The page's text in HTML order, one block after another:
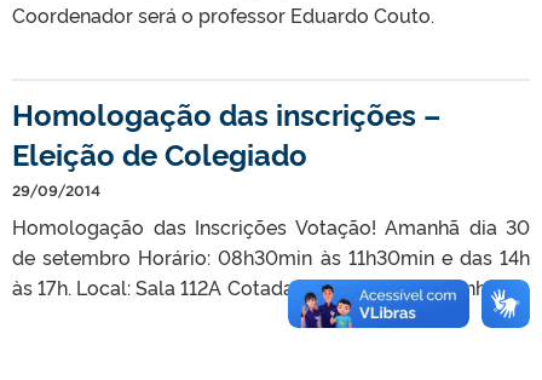
Coordenador será o professor Eduardo Couto.
Homologação das inscrições –
Eleição de Colegiado
29/09/2014
Homologação das Inscrições Votação! Amanhã dia 30
de setembro Horário: 08h30min às 11h30min e das 14h
às 17h. Local: Sala 112A Cotada – Centro das Engenharias